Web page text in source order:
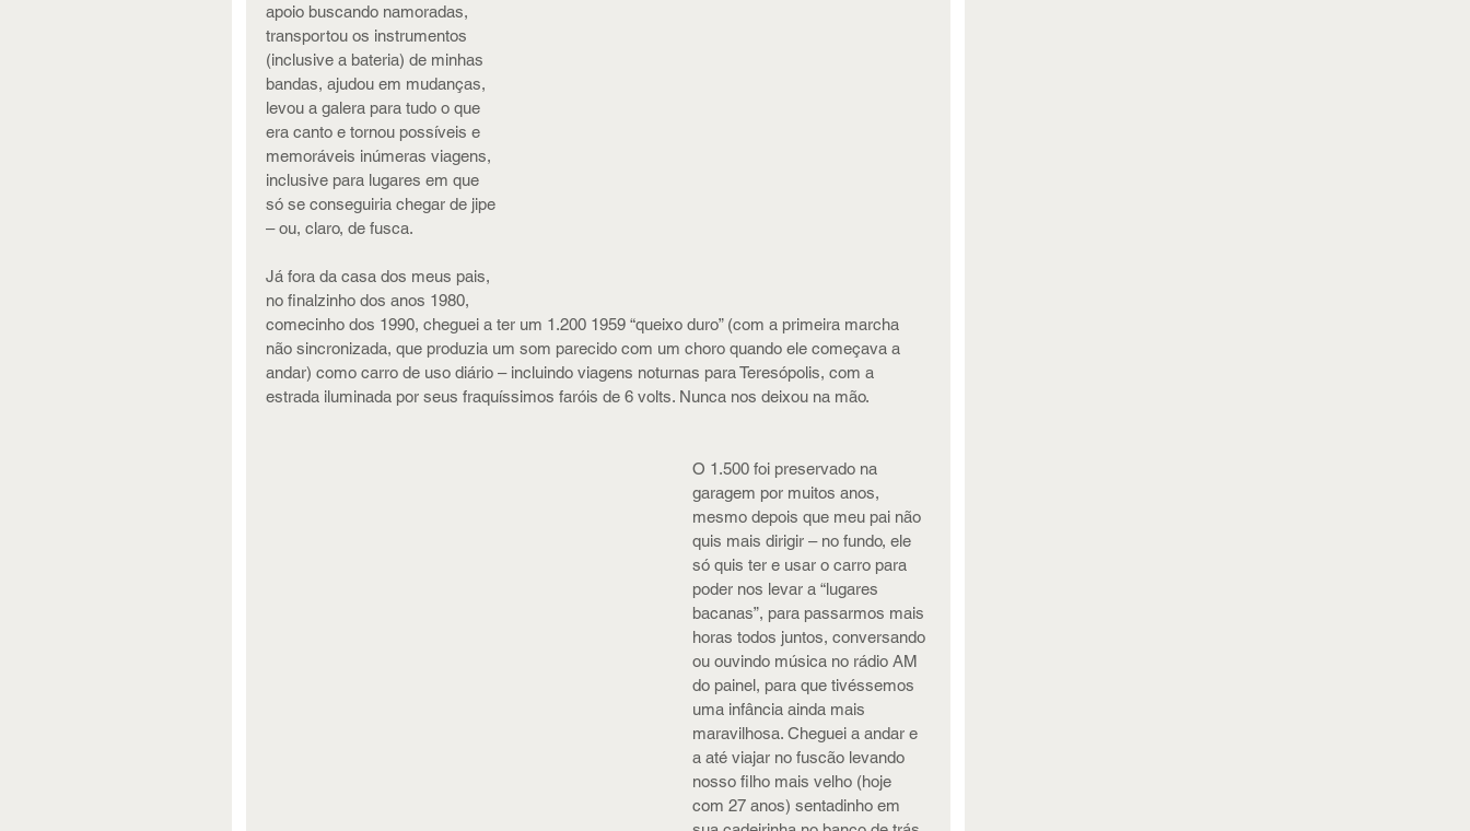
apoio buscando namoradas,
transportou os instrumentos
(inclusive a bateria) de minhas
bandas, ajudou em mudanças,
levou a galera para tudo o que
era canto e tornou possíveis e
memoráveis inúmeras viagens,
inclusive para lugares em que
só se conseguiria chegar de jipe
– ou, claro, de fusca.
Já fora da casa dos meus pais,
no finalzinho dos anos 1980,
comecinho dos 1990, cheguei a ter um 1.200 1959 “queixo duro” (com a primeira marcha
não sincronizada, que produzia um som parecido com um choro quando ele começava a
andar) como carro de uso diário – incluindo viagens noturnas para Teresópolis, com a
estrada iluminada por seus fraquíssimos faróis de 6 volts. Nunca nos deixou na mão.
O 1.500 foi preservado na
garagem por muitos anos,
mesmo depois que meu pai não
quis mais dirigir – no fundo, ele
só quis ter e usar o carro para
poder nos levar a “lugares
bacanas”, para passarmos mais
horas todos juntos, conversando
ou ouvindo música no rádio AM
do painel, para que tivéssemos
uma infância ainda mais
maravilhosa. Cheguei a andar e
a até viajar no fuscão levando
nosso filho mais velho (hoje
com 27 anos) sentadinho em